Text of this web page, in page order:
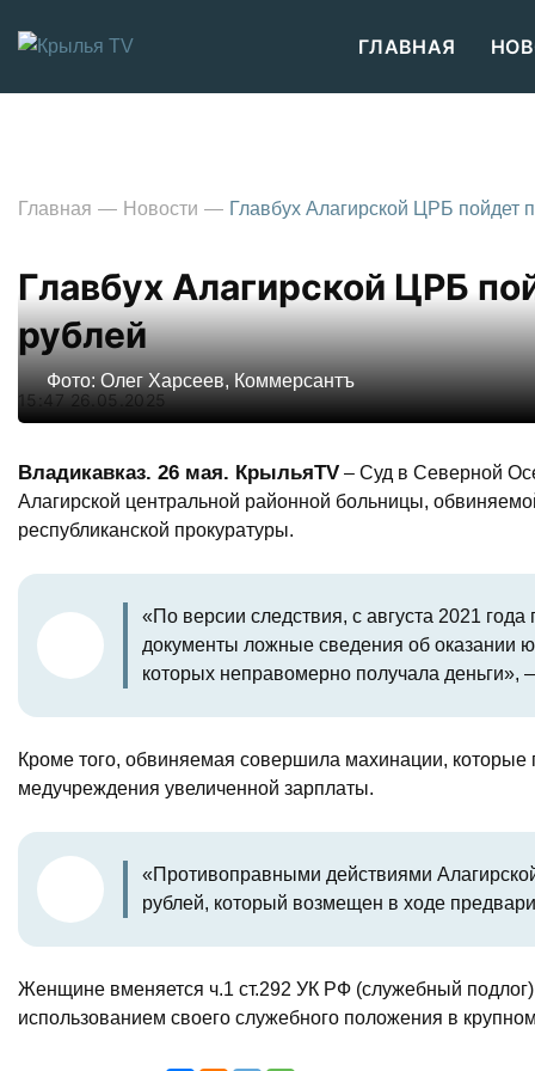
ГЛАВНАЯ
Главная Новости Главбух Алагирской ЦРБ пойдет
Главбух Алагирской ЦРБ
рублей
15:47 26.05.2025
Фото: Олег Харсеев, Коммерсантъ
Владикавказ. 26 мая. КрыльяTV – Суд в Северной
Алагирской центральной районной больницы,
республиканской прокуратуры.
«По версии следствия, с августа 2021
документы ложные сведения об оказании
которых неправомерно получала деньги»,
Кроме того, обвиняемая совершила махинации,
медучреждения увеличенной зарплаты.
«Противоправными действиями
рублей, который возмещен в ходе
Женщине вменяется ч.1 ст.292 УК РФ (служебный
использованием своего служебного положения в